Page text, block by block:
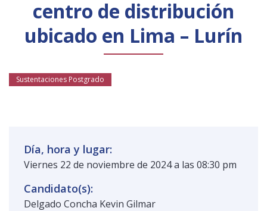
centro de distribución
ubicado en Lima – Lurín
Sustentaciones Postgrado
Día, hora y lugar:
Viernes 22 de noviembre de 2024 a las 08:30 pm
Candidato(s):
Delgado Concha Kevin Gilmar